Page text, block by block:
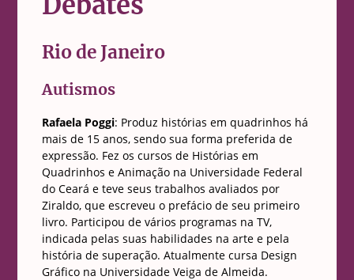
Rio de Janeiro
Autismos
Rafaela Poggi: Produz histórias em quadrinhos há
mais de 15 anos, sendo sua forma preferida de
expressão. Fez os cursos de Histórias em
Quadrinhos e Animação na Universidade Federal
do Ceará e teve seus trabalhos avaliados por
Ziraldo, que escreveu o prefácio de seu primeiro
livro. Participou de vários programas na TV,
indicada pelas suas habilidades na arte e pela
história de superação. Atualmente cursa Design
Gráfico na Universidade Veiga de Almeida.